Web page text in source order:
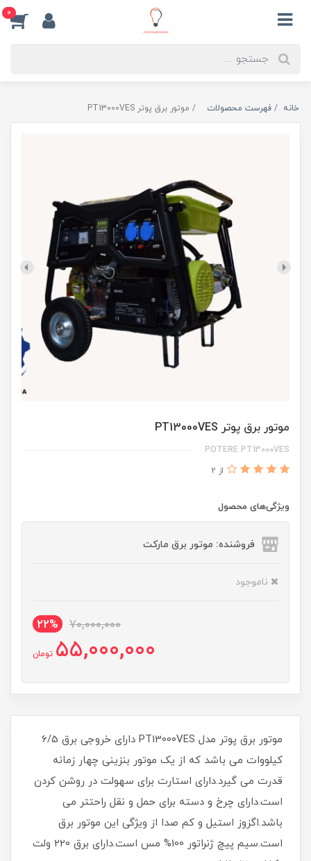
0
خانه فهرست محصولات موتور برق پوتر PT13000VES
موتور برق پوتر PT13000VES
POTERE PT13000VES
از 2
ویژگی‌های محصول
فروشنده: موتور برق مارکت
ناموجود
70,000,000
22%
55,000,000 تومان
موتور برق پوتر مدل PT13000VES دارای خروجی برق 6/5
کیلووات می باشد که از یک موتور بنزینی چهار زمانه
قدرت می گیرد.دارای استارت برای سهولت در روشن کردن
است.دارای چرخ و دسته برای حمل و نقل راحتتر می
باشد.اگزوز استیل و کم صدا از ویژگی این موتور برق
است.سیم پیچ ژنراتور 100% مس است.دارای برق 220 ولت